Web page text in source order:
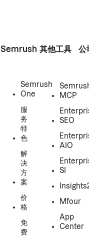
Semrush
Semrush
One
服
务
特
色
解
决
方
案
价
格
免
费
其他工具
MCP
SEO
AIO
SI
Mfour
App
Center
公